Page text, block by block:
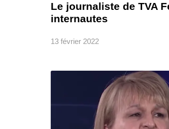
Le journaliste de TVA
internautes
13 février 2022